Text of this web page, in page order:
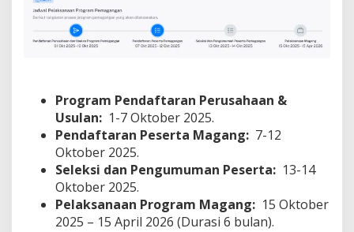
Program Pendaftaran Perusahaan &
Usulan: 1-7 Oktober 2025.
Pendaftaran Peserta Magang: 7-12
Oktober 2025.
Seleksi dan Pengumuman Peserta: 13-14
Oktober 2025.
Pelaksanaan Program Magang: 15 Oktober
2025 – 15 April 2026 (Durasi 6 bulan).